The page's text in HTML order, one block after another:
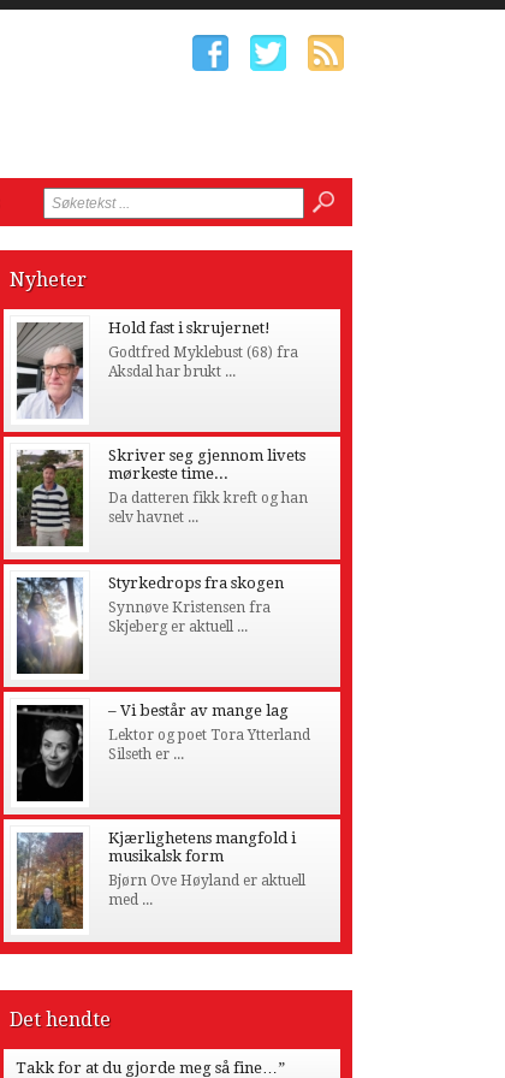
Nyheter
Hold fast i skrujernet!
Godtfred Myklebust (68) fra
Aksdal har brukt ...
Skriver seg gjennom livets
mørkeste time...
Da datteren fikk kreft og han
selv havnet ...
Styrkedrops fra skogen
Synnøve Kristensen fra
Skjeberg er aktuell ...
– Vi består av mange lag
Lektor og poet Tora Ytterland
Silseth er ...
Kjærlighetens mangfold i
musikalsk form
Bjørn Ove Høyland er aktuell
med ...
Det hendte
Takk for at du gjorde meg så fine…”